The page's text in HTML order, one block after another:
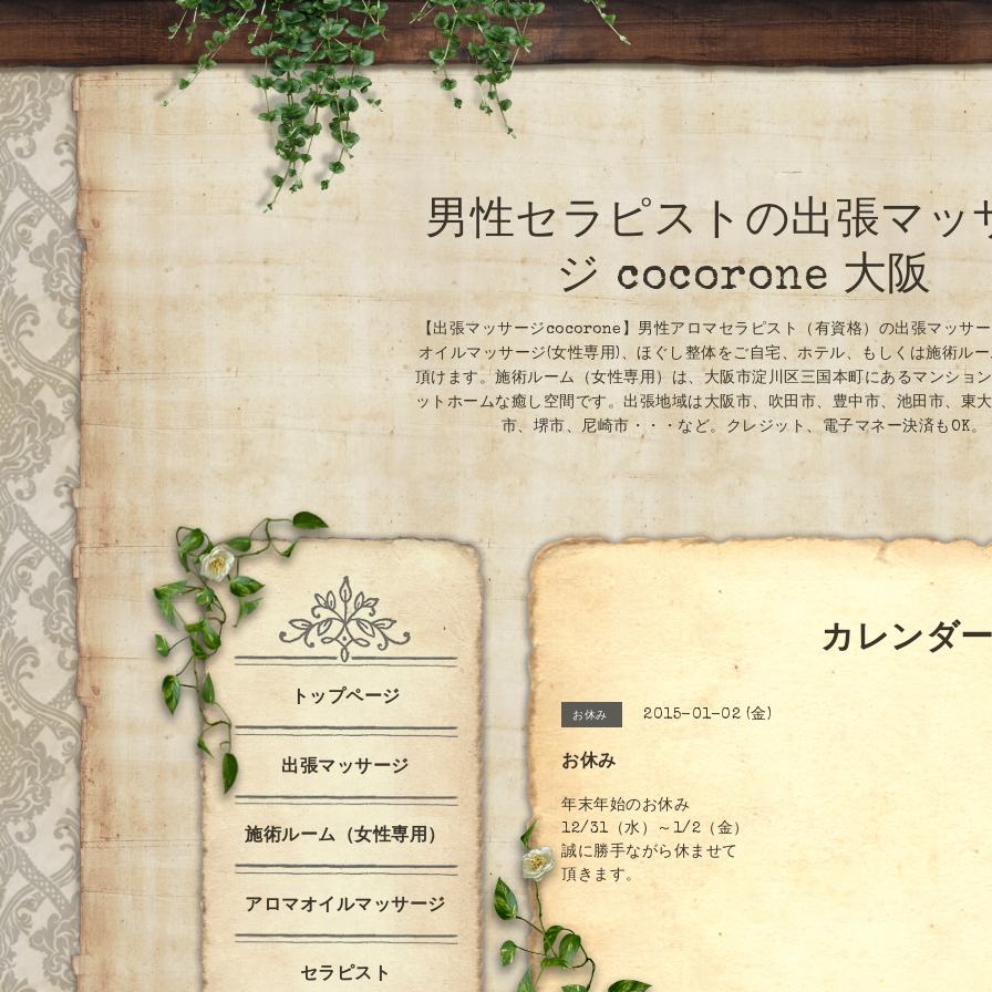
男性セラピストの出張マッ
ジ cocorone 大阪
【出張マッサージcocorone】男性アロマセラピスト（有資格）の出張マッサ
オイルマッサージ(女性専用)、ほぐし整体をご自宅、ホテル、もしくは施術ル
頂けます。施術ルーム（女性専用）は、大阪市淀川区三国本町にあるマンショ
ットホームな癒し空間です。出張地域は大阪市、吹田市、豊中市、池田市、東
市、堺市、尼崎市・・・など。クレジット、電子マネー決済もOK。
カレンダ
お休み 2015-01-02 (金)
お休み
年末年始のお休み
12/31（水）～1/2（金）
誠に勝手ながら休ませて
頂きます。
トップページ
出張マッサージ
施術ルーム（女性専用）
アロマオイルマッサージ
セラピスト